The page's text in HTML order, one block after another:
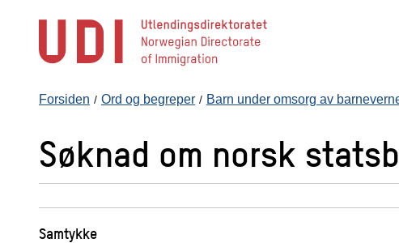
Forsiden Ord og begreper Barn under omsorg av
Søknad om norsk
Samtykke